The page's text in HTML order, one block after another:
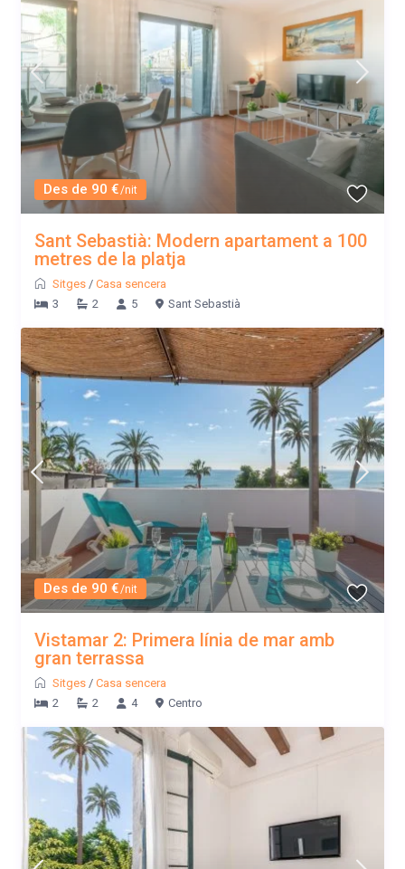
Des de 90 €/nit
Sant Sebastià: Modern apartament a 100
metres de la platja
Sitges /Casa sencera
3
2 5 Sant Sebastià
Des de 90 €/nit
Vistamar 2: Primera línia de mar amb
gran terrassa
Sitges /Casa sencera
2
2 4 Centro